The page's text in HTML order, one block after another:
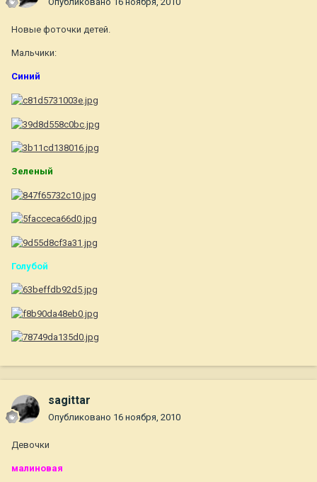
Новые фоточки детей.
Мальчики:
Синий
Зеленый
Голубой
sagittar
Опубликовано 16 ноября, 2010
Девочки
малиновая